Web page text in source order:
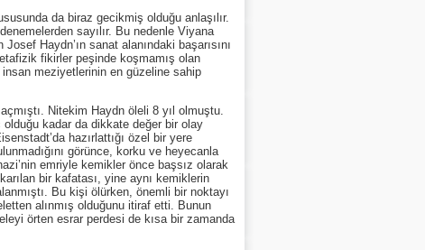
da biraz gecikmiş olduğu anlaşılır.
sayılır. Bu nedenle Viyana
Haydn’ın sanat alanındaki başarısını
fikirler peşinde koşmamış olan
insan meziyetlerinin en güzeline sahip
Nitekim Haydn öleli 8 yıl olmuştu.
olduğu kadar da dikkate değer bir olay
hazırlattığı özel bir yere
görünce, korku ve heyecanla
emriyle kemikler önce başsız olarak
bir kafatası, yine aynı kemiklerin
Bu kişi ölürken, önemli bir noktayı
alınmış olduğunu itiraf etti. Bunun
örten esrar perdesi de kısa bir zamanda